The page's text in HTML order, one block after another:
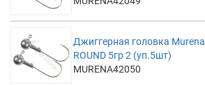
Джиггерная головка Murena
ROUND 5гр 2 (уп.5шт)
MURENA42050